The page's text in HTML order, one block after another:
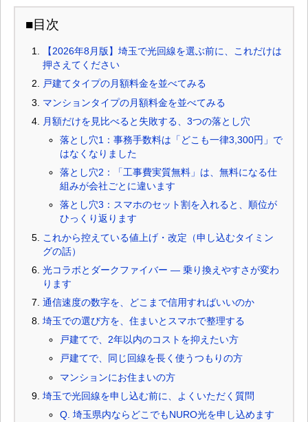
■目次
【2026年8月版】埼玉で光回線を選ぶ前に、これだけは
押さえてください
戸建てタイプの月額料金を並べてみる
マンションタイプの月額料金を並べてみる
月額だけを見比べると失敗する、3つの落とし穴
落とし穴1：事務手数料は「どこも一律3,300円」で
はなくなりました
落とし穴2：「工事費実質無料」は、無料になる仕
組みが会社ごとに違います
落とし穴3：スマホのセット割を入れると、順位が
ひっくり返ります
これから控えている値上げ・改定（申し込むタイミン
グの話）
光コラボとダークファイバー ― 乗り換えやすさが変わ
ります
通信速度の数字を、どこまで信用すればいいのか
埼玉での選び方を、住まいとスマホで整理する
戸建てで、2年以内のコストを抑えたい方
戸建てで、同じ回線を長く使うつもりの方
マンションにお住まいの方
埼玉で光回線を申し込む前に、よくいただく質問
Q. 埼玉県内ならどこでもNURO光を申し込めます